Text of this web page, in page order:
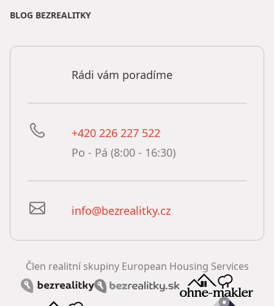
BLOG BEZREALITKY
Rádi vám poradíme
+420 226 227 522
Po - Pá (8:00 - 16:30)
info@bezrealitky.cz
Člen realitní skupiny European Housing Services